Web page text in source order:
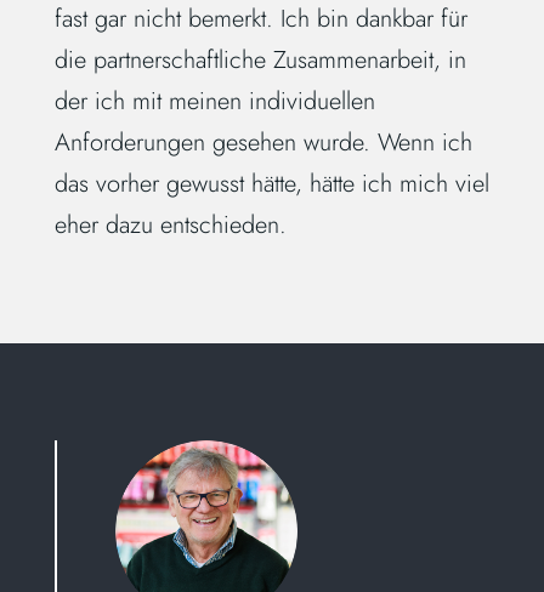
fast gar nicht bemerkt. Ich bin dankbar für
die partnerschaftliche Zusammenarbeit, in
der ich mit meinen individuellen
Anforderungen gesehen wurde. Wenn ich
das vorher gewusst hätte, hätte ich mich viel
eher dazu entschieden.